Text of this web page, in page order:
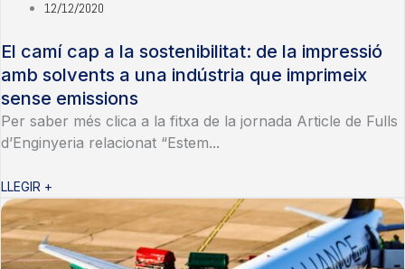
12/12/2020
El camí cap a la sostenibilitat: de la impressió
amb solvents a una indústria que imprimeix
sense emissions
Per saber més clica a la fitxa de la jornada Article de Fulls
d’Enginyeria relacionat “Estem...
LLEGIR +